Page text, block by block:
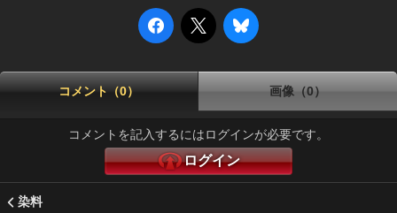
コメント（0） 画像（0）
コメントを記入するにはログインが必要です。
ログイン
染料